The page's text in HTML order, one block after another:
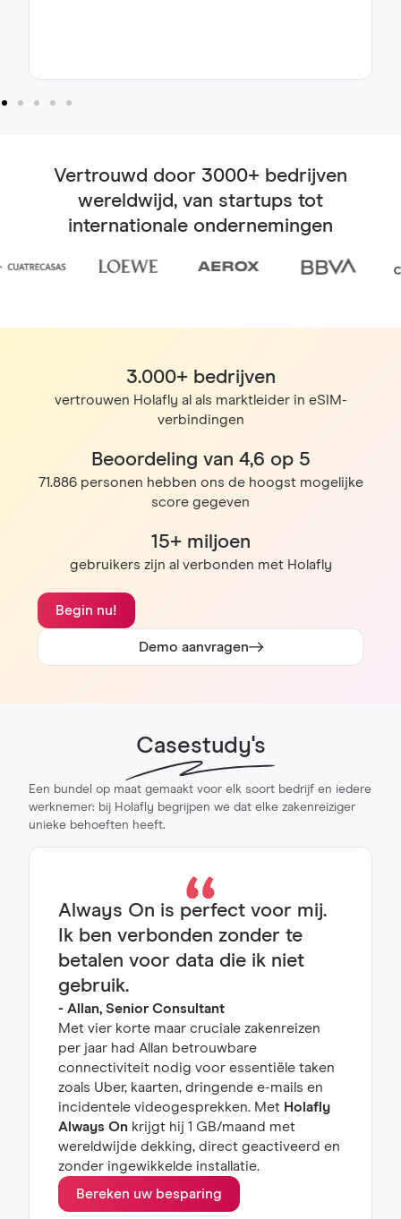
Vertrouwd door 3000+ bedrijven
wereldwijd, van startups tot
internationale ondernemingen
3.000+ bedrijven
vertrouwen Holafly al als marktleider in eSIM-
verbindingen
Beoordeling van 4,6 op 5
71.886 personen hebben ons de hoogst mogelijke
score gegeven
15+ miljoen
gebruikers zijn al verbonden met Holafly
Begin nu!
Demo aanvragen
Casestudy's
Een bundel op maat gemaakt voor elk soort bedrijf en iedere
werknemer: bij Holafly begrijpen we dat elke zakenreiziger
unieke behoeften heeft.
Always On is perfect voor mij.
Ik ben verbonden zonder te
betalen voor data die ik niet
gebruik.
- Allan, Senior Consultant
Met vier korte maar cruciale zakenreizen
per jaar had Allan betrouwbare
connectiviteit nodig voor essentiële taken
zoals Uber, kaarten, dringende e-mails en
incidentele videogesprekken. Met Holafly
Always On krijgt hij 1 GB/maand met
wereldwijde dekking, direct geactiveerd en
zonder ingewikkelde installatie.
Bereken uw besparing